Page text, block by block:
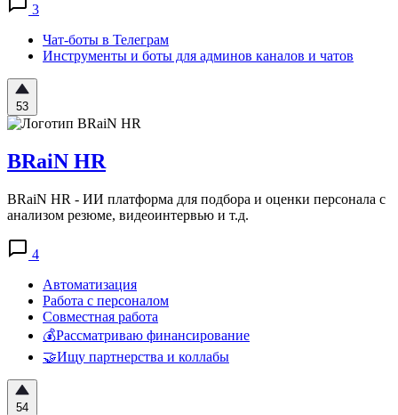
3
Чат-боты в Телеграм
Инструменты и боты для админов каналов и чатов
53
BRaiN HR
BRaiN HR - ИИ платформа для подбора и оценки персонала с
анализом резюме, видеоинтервью и т.д.
4
Автоматизация
Работа с персоналом
Совместная работа
💰Рассматриваю финансирование
🤝Ищу партнерства и коллабы
54